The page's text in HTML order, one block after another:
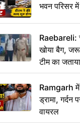
भवन परिसर में
Raebareli:
खोया बैग,
टीम का
Ramgarh
ड्रामा,
वायरल